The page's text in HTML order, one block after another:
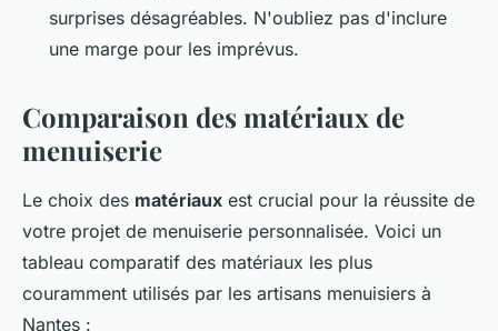
surprises désagréables. N'oubliez pas d'inclure
une marge pour les imprévus.
Comparaison des matériaux de
menuiserie
Le choix des matériaux est crucial pour la réussite de
votre projet de menuiserie personnalisée. Voici un
tableau comparatif des matériaux les plus
couramment utilisés par les artisans menuisiers à
Nantes :